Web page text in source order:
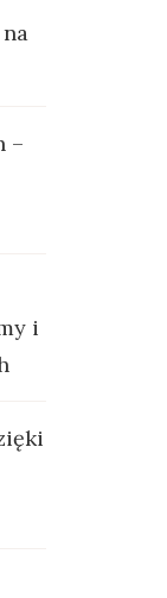
–
i